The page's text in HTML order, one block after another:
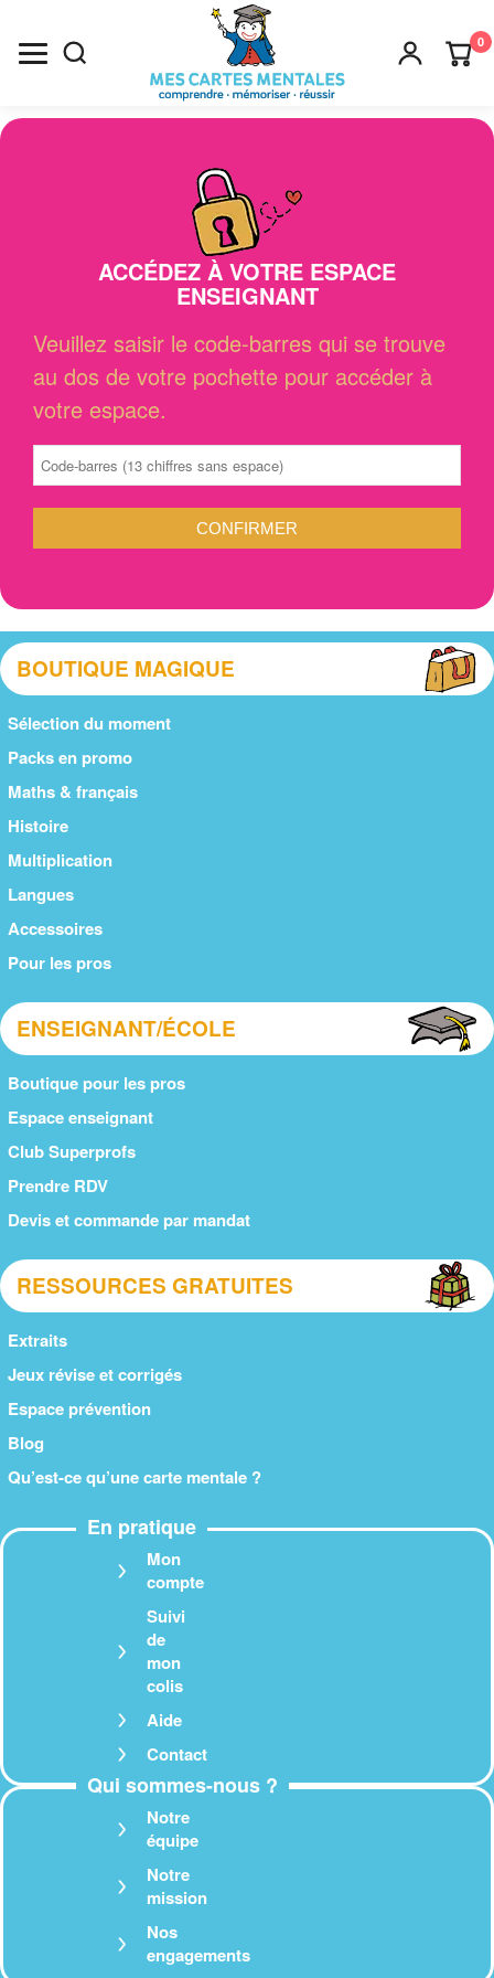
0
Recherche
ACCÉDEZ À VOTRE ESPACE
ENSEIGNANT
Veuillez saisir le code-barres qui se trouve
au dos de votre pochette pour accéder à
votre espace.
CONFIRMER
BOUTIQUE MAGIQUE
Sélection du moment
Packs en promo
Maths & français
Histoire
Multiplication
Langues
Accessoires
Pour les pros
ENSEIGNANT/ÉCOLE
Boutique pour les pros
Espace enseignant
Club Superprofs
Prendre RDV
Devis et commande par mandat
RESSOURCES GRATUITES
Extraits
Jeux révise et corrigés
Espace prévention
Blog
Qu’est-ce qu’une carte mentale ?
En pratique
Mon
compte
Suivi
de
mon
colis
Aide
Contact
Qui sommes-nous ?
Notre
équipe
Notre
mission
Nos
engagements